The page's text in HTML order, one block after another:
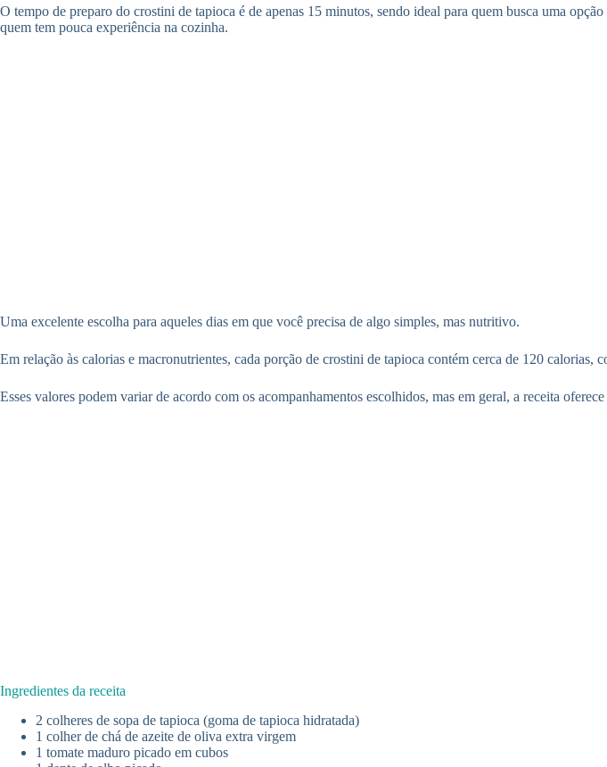
O tempo de preparo do crostini de tapioca é de apenas 15 minutos, sendo ideal para quem busca uma
quem tem pouca experiência na cozinha.
Uma excelente escolha para aqueles dias em que você precisa de algo simples, mas nutritivo.
Em relação às calorias e macronutrientes, cada porção de crostini de tapioca contém cerca de 120 calorias,
Esses valores podem variar de acordo com os acompanhamentos escolhidos, mas em geral, a receita
Ingredientes da receita
2 colheres de sopa de tapioca (goma de tapioca hidratada)
1 colher de chá de azeite de oliva extra virgem
1 tomate maduro picado em cubos